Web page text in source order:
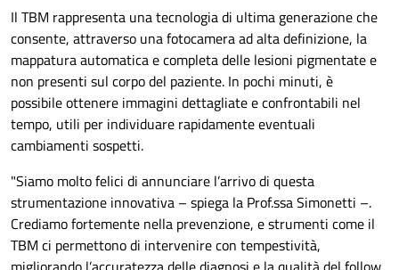
Il TBM rappresenta una tecnologia di ultima generazione che
consente, attraverso una fotocamera ad alta definizione, la
mappatura automatica e completa delle lesioni pigmentate e
non presenti sul corpo del paziente. In pochi minuti, è
possibile ottenere immagini dettagliate e confrontabili nel
tempo, utili per individuare rapidamente eventuali
cambiamenti sospetti.
"Siamo molto felici di annunciare l’arrivo di questa
strumentazione innovativa – spiega la Prof.ssa Simonetti –.
Crediamo fortemente nella prevenzione, e strumenti come il
TBM ci permettono di intervenire con tempestività,